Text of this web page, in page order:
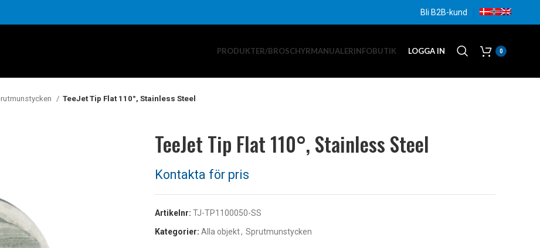
Bli B2B-kund
PRODUKTER/BROSCHYRMANUALERINFOBUTIK LOGGA IN 0
TeeJet Tip Flat 110°, Stainless Steel
TeeJet Tip Flat 110°, Stainless Steel
Artikelnr: TJ-TP1100050-SS
Kategorier: Alla objekt, Sprutmunstycken